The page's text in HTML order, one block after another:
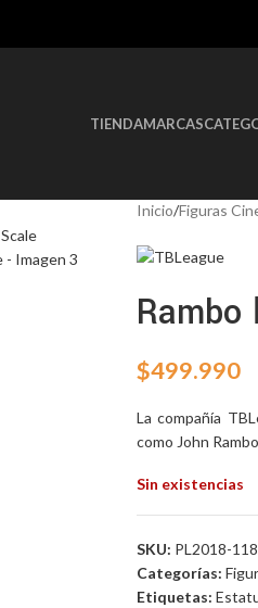
TIENDAMARCAS
Inicio/Figuras
$499.990
La compañía
como John
Sin existencias
SKU: PL2018-118
Categorías:
Etiquetas: